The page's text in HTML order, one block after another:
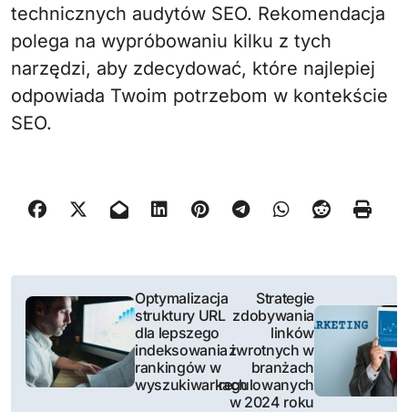
technicznych audytów SEO. Rekomendacja
polega na wypróbowaniu kilku z tych
narzędzi, aby zdecydować, które najlepiej
odpowiada Twoim potrzebom w kontekście
SEO.
N
w
Optymalizacja
struktury URL
dla lepszego
indeksowania i
rankingów w
wyszukiwarkach
Strategie
zdobywania
linków
zwrotnych w
branżach
regulowanych
w 2024 roku